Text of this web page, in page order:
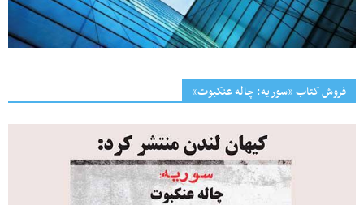
فروش کتاب «سوریه: چاله عنکبوت»